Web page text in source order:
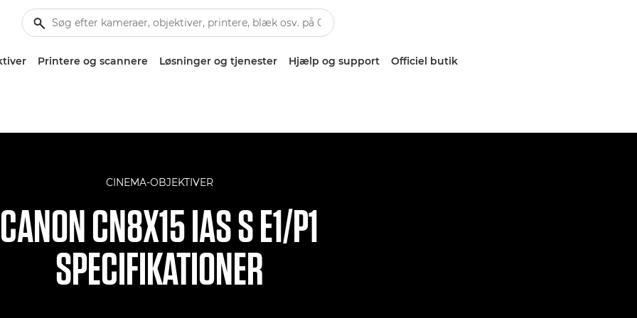
Printere og scannere Løsninger og tjenester Hjælp og support Officiel butik
CINEMA-OBJEKTIVER
CANON CN8X15 IAS S E1/P1
SPECIFIKATIONER